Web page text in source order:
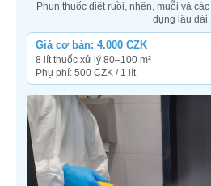
Phun thuốc diệt ruồi, nhện, muỗi và
dụng lâu dài.
Giá cơ bản: 4.000 CZK
8 lít thuốc xử lý 80–100 m²
Phụ phí: 500 CZK / 1 lít